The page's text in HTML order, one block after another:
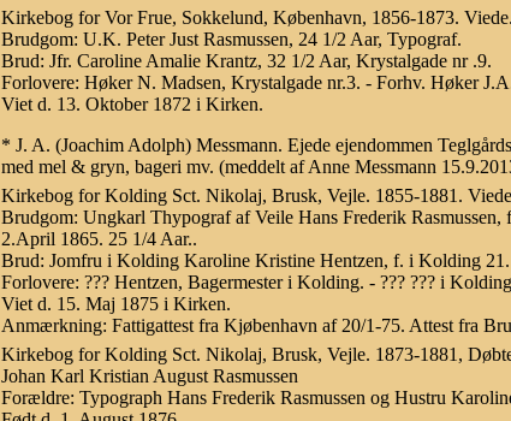
Kirkebog for Vor Frue, Sokkelund, København, 1856-1873.
Brudgom: U.K. Peter Just Rasmussen, 24 1/2 Aar, Typograf.
Brud: Jfr. Caroline Amalie Krantz, 32 1/2 Aar, Krystalgade nr .9.
Forlovere: Høker N. Madsen, Krystalgade nr.3. - Forhv. Høker
Viet d. 13. Oktober 1872 i Kirken.
* J. A. (Joachim Adolph) Messmann. Ejede ejendommen
med mel & gryn, bageri mv. (meddelt af Anne Messmann
Kirkebog for Kolding Sct. Nikolaj, Brusk, Vejle. 1855-1881.
Brudgom: Ungkarl Thypograf af Veile Hans Frederik
2.April 1865. 25 1/4 Aar..
Brud: Jomfru i Kolding Karoline Kristine Hentzen, f. i Kolding
Forlovere: ??? Hentzen, Bagermester i Kolding. - ??? ??? i
Viet d. 15. Maj 1875 i Kirken.
Anmærkning: Fattigattest fra Kjøbenhavn af 20/1-75. Attest fra
Kirkebog for Kolding Sct. Nikolaj, Brusk, Vejle. 1873-1881,
Johan Karl Kristian August Rasmussen
Forældre: Typograph Hans Frederik Rasmussen og Hustru